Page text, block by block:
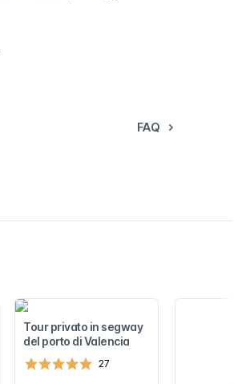
FAQ
Tour privato in segway
del porto di Valencia
27